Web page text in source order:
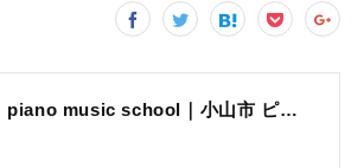
N piano music school｜小山市 ピアノ教室｜考える力・集中力を育てる個人レッスン｜2025年体験レッスン受付中